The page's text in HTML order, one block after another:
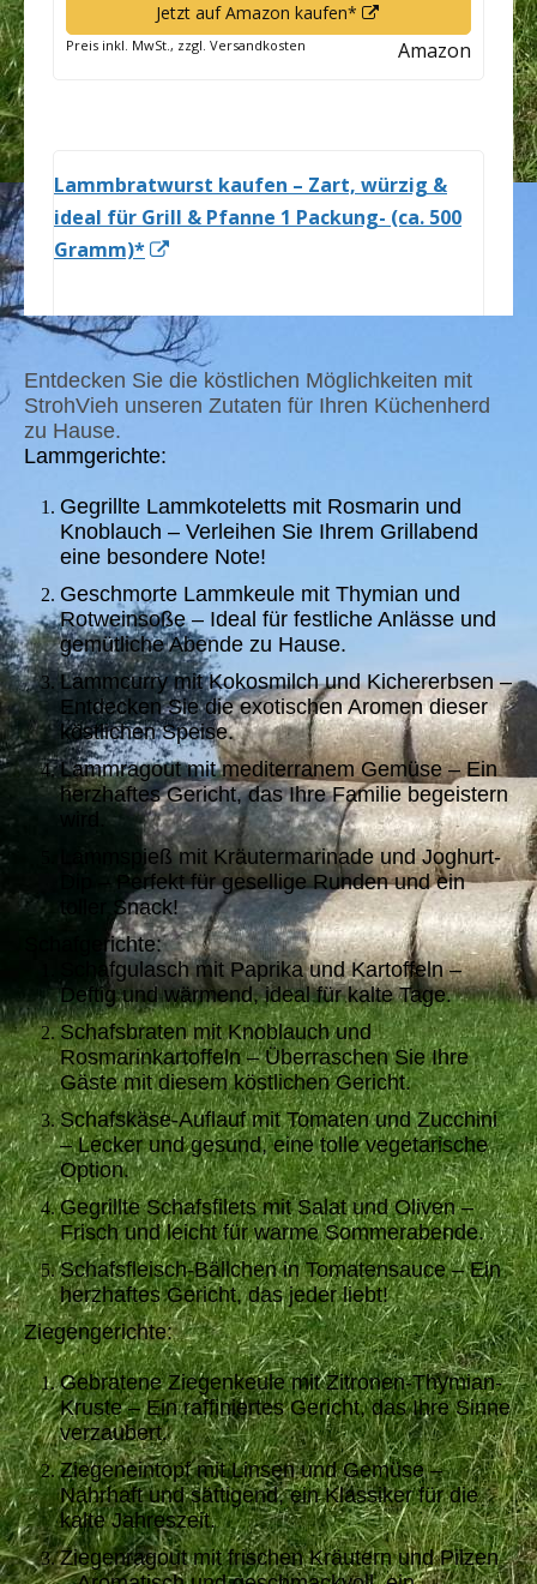
Entdecken Sie die köstlichen Möglichkeiten mit
StrohVieh unseren Zutaten für Ihren Küchenherd
zu Hause.
Lammgerichte:
Gegrillte Lammkoteletts mit Rosmarin und
Knoblauch – Verleihen Sie Ihrem Grillabend
eine besondere Note!
Geschmorte Lammkeule mit Thymian und
Rotweinsoße – Ideal für festliche Anlässe und
gemütliche Abende zu Hause.
Lammcurry mit Kokosmilch und Kichererbsen –
Entdecken Sie die exotischen Aromen dieser
köstlichen Speise.
Lammragout mit mediterranem Gemüse – Ein
herzhaftes Gericht, das Ihre Familie begeistern
wird.
Lammspieß mit Kräutermarinade und Joghurt-
Dip – Perfekt für gesellige Runden und ein
toller Snack!
Schafgerichte:
Schafgulasch mit Paprika und Kartoffeln –
Deftig und wärmend, ideal für kalte Tage.
Schafsbraten mit Knoblauch und
Rosmarinkartoffeln – Überraschen Sie Ihre
Gäste mit diesem köstlichen Gericht.
Schafskäse-Auflauf mit Tomaten und Zucchini
– Lecker und gesund, eine tolle vegetarische
Option.
Gegrillte Schafsfilets mit Salat und Oliven –
Frisch und leicht für warme Sommerabende.
Schafsfleisch-Bällchen in Tomatensauce – Ein
herzhaftes Gericht, das jeder liebt!
Ziegengerichte:
Gebratene Ziegenkeule mit Zitronen-Thymian-
Kruste – Ein raffiniertes Gericht, das Ihre Sinne
verzaubert.
Ziegeneintopf mit Linsen und Gemüse –
Nahrhaft und sättigend, ein Klassiker für die
kalte Jahreszeit.
Ziegenragout mit frischen Kräutern und Pilzen